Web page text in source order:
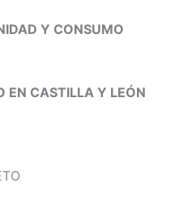
Y CONSUMO
EN CASTILLA Y LEÓN